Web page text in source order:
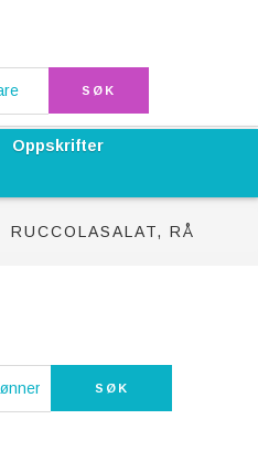
Oppskrifter
RUCCOLASALAT, RÅ